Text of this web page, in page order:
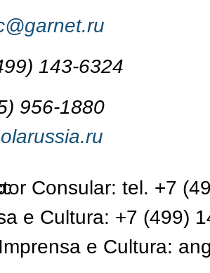
143-6324
956-1880
Consular: tel. +7
e Cultura: +7 (499)
e Cultura: